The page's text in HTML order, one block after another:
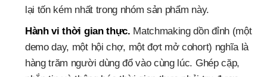
lại tốn kém nhất trong nhóm sản phẩm này.
Hành vi thời gian thực. Matchmaking dồn đỉnh (một
demo day, một hội chợ, một đợt mở cohort) nghĩa là
hàng trăm người dùng đổ vào cùng lúc. Ghép cặp,